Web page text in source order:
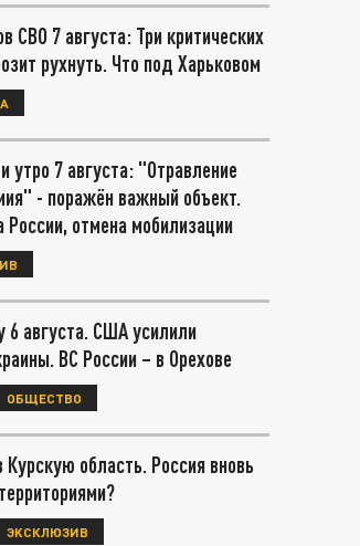
СВО 7 августа: Три критических
рухнуть. Что под Харьковом
утро 7 августа: "Отравление
- поражён важный объект.
России, отмена мобилизации
6 августа. США усилили
ВС России – в Орехове
ОБЩЕСТВО
область. Россия вновь
ЭКСКЛЮЗИВ